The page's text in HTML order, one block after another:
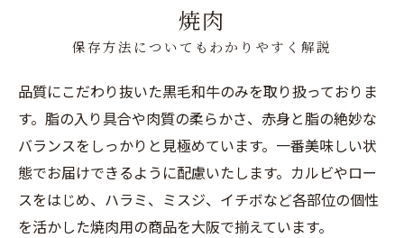
焼肉
保存方法についてもわかりやすく解説
品質にこだわり抜いた黒毛和牛のみを取り扱っておりま
す。脂の入り具合や肉質の柔らかさ、赤身と脂の絶妙な
バランスをしっかりと見極めています。一番美味しい状
態でお届けできるように配慮いたします。カルビやロー
スをはじめ、ハラミ、ミスジ、イチボなど各部位の個性
を活かした焼肉用の商品を大阪で揃えています。